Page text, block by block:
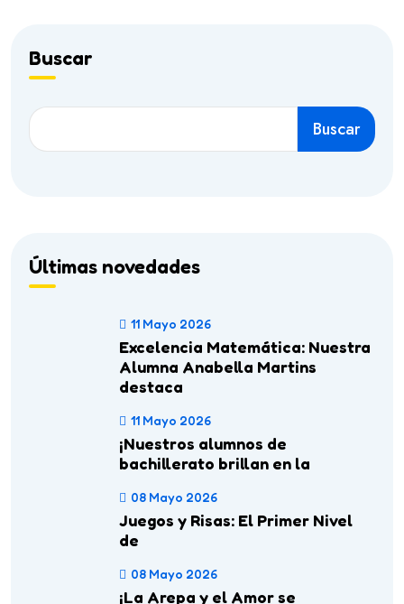
Buscar
Buscar
Últimas novedades
11 Mayo 2026
Excelencia Matemática: Nuestra
Alumna Anabella Martins
destaca
11 Mayo 2026
¡Nuestros alumnos de
bachillerato brillan en la
08 Mayo 2026
Juegos y Risas: El Primer Nivel
de
08 Mayo 2026
¡La Arepa y el Amor se